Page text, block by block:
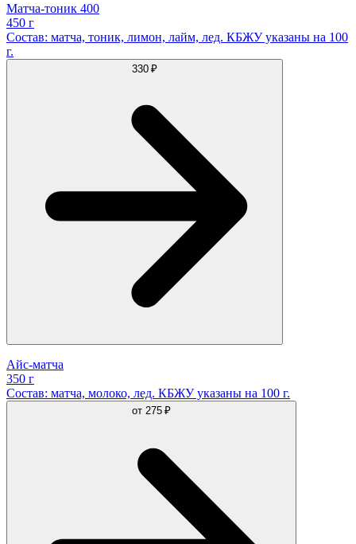
Матча-тоник 400
450 г
Состав: матча, тоник, лимон, лайм, лед. КБЖУ указаны на 100
г.
330 ₽
Айс-матча
350 г
Состав: матча, молоко, лед. КБЖУ указаны на 100 г.
от 275 ₽